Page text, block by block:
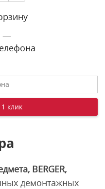
—
BERGER,
демонтажных